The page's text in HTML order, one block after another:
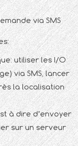
via SMS
utiliser les I/O
via SMS, lancer
la localisation
à dire d’envoyer
sur un serveur